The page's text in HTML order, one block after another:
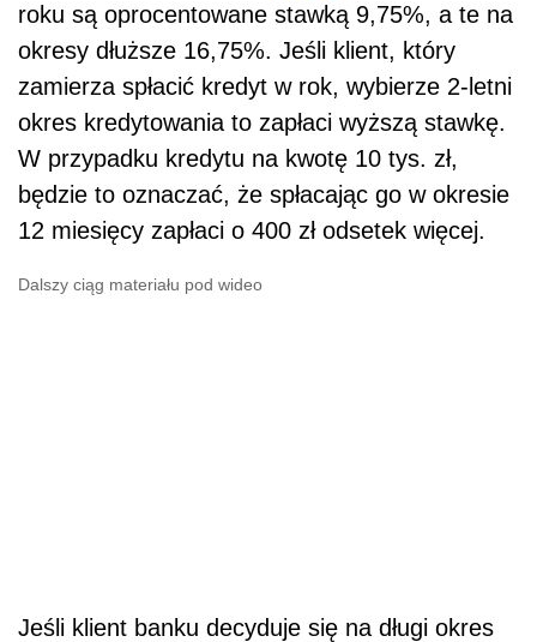
roku są oprocentowane stawką 9,75%, a te na
okresy dłuższe 16,75%. Jeśli klient, który
zamierza spłacić kredyt w rok, wybierze 2-letni
okres kredytowania to zapłaci wyższą stawkę.
W przypadku kredytu na kwotę 10 tys. zł,
będzie to oznaczać, że spłacając go w okresie
12 miesięcy zapłaci o 400 zł odsetek więcej.
Dalszy ciąg materiału pod wideo
Jeśli klient banku decyduje się na długi okres